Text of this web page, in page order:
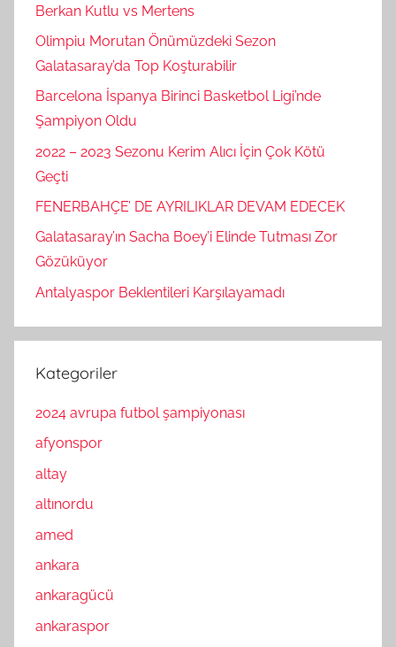
Berkan Kutlu vs Mertens
Olimpiu Morutan Önümüzdeki Sezon
Galatasaray’da Top Koşturabilir
Barcelona İspanya Birinci Basketbol Ligi’nde
Şampiyon Oldu
2022 – 2023 Sezonu Kerim Alıcı İçin Çok Kötü
Geçti
FENERBAHÇE’ DE AYRILIKLAR DEVAM EDECEK
Galatasaray’ın Sacha Boey’i Elinde Tutması Zor
Gözüküyor
Antalyaspor Beklentileri Karşılayamadı
Kategoriler
2024 avrupa futbol şampiyonası
afyonspor
altay
altınordu
amed
ankara
ankaragücü
ankaraspor